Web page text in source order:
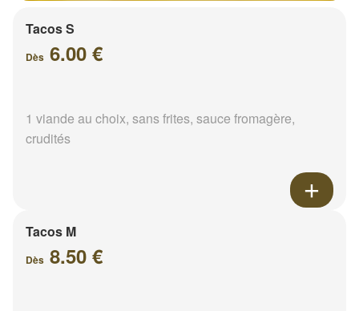
Tacos S
Dès 6.00 €
1 viande au choix, sans frites, sauce fromagère,
crudités
Tacos M
Dès 8.50 €